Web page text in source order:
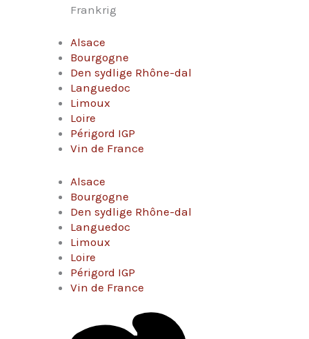
Frankrig
Alsace
Bourgogne
Den sydlige Rhône-dal
Languedoc
Limoux
Loire
Périgord IGP
Vin de France
Alsace
Bourgogne
Den sydlige Rhône-dal
Languedoc
Limoux
Loire
Périgord IGP
Vin de France